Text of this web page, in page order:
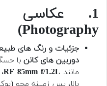
Photography)
جزئیات و رنگ های
دوربین های کانن با
مانند RF 85mm f/1.2L
بالا، پس زمینه محو